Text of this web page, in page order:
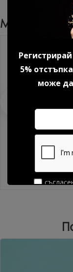
5%
може да
Може Да
Сенки за очи 3D
№14 3,5 гр. 1
8.69 € (17.00